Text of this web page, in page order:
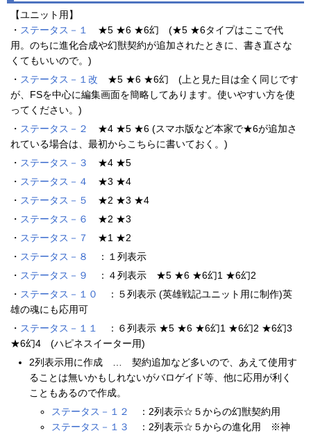
【ユニット用】
・ ステータス－１
★5 ★6 ★6幻 (★5 ★6タイプはここで代
用。のちに進化合成や幻獣契約が追加されたときに、書き直さな
くてもいいので。)
・ ステータス－１改 ★5 ★6 ★6幻 (上と見た目は全く同じです
が、FSを中心に編集画面を簡略してあります。使いやすい方を使
ってください。)
・ ステータス－２
★4 ★5 ★6 (スマホ版など本家で★6が追加さ
れている場合は、最初からこちらに書いておく。)
・ ステータス－３
★4 ★5
・ ステータス－４
★3 ★4
・ ステータス－５
★2 ★3 ★4
・ ステータス－６
★2 ★3
・ ステータス－７
★1 ★2
・ ステータス－８
：１列表示
・ ステータス－９
：４列表示 ★5 ★6 ★6幻1 ★6幻2
・ ステータス－１０
：５列表示 (英雄戦記ユニット用に制作)英
雄の魂にも応用可
・ ステータス－１１
：６列表示 ★5 ★6 ★6幻1 ★6幻2 ★6幻3
★6幻4 (ハピネスイーター用)
2列表示用に作成 … 契約追加など多いので、あえて使用す
ることは無いかもしれないがバロゲイド等、他に応用が利く
こともあるので作成。
ステータス－１２
：2列表示☆５からの幻獣契約用
ステータス－１３
：2列表示☆５からの進化用 ※神